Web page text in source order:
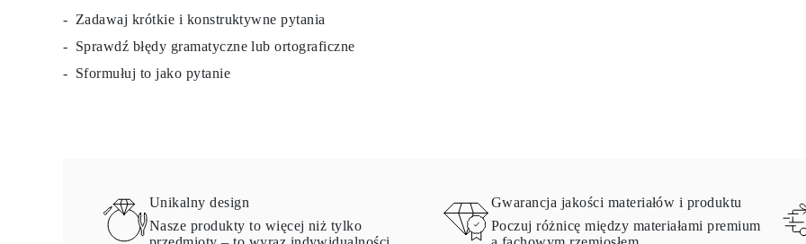
Zadawaj krótkie i konstruktywne pytania
Sprawdź błędy gramatyczne lub ortograficzne
Sformułuj to jako pytanie
Unikalny design
Nasze produkty to więcej niż tylko
Gwarancja jakości materiałów i produktu
Poczuj różnicę między materiałami premium